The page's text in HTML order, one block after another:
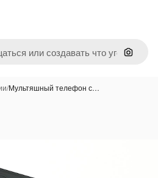
Поиск
/Мультяшный телефон с…